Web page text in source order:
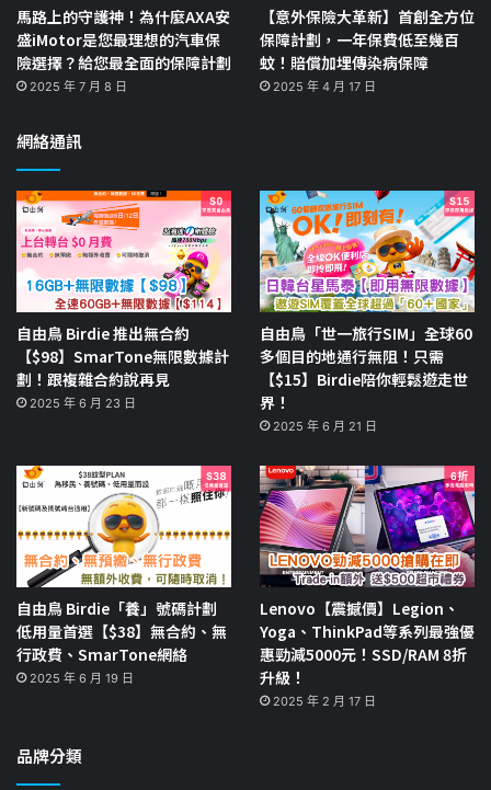
馬路上的守護神！為什麼AXA安
盛iMotor是您最理想的汽車保
險選擇？給您最全面的保障計劃
2025 年 7 月 8 日
【意外保險大革新】首創全方位
保障計劃，一年保費低至幾百
蚊！賠償加埋傳染病保障
2025 年 4 月 17 日
網絡通訊
自由鳥 Birdie 推出無合約
【$98】SmarTone無限數據計
劃！跟複雜合約說再見
2025 年 6 月 23 日
自由鳥「世一旅行SIM」全球60
多個目的地通行無阻！只需
【$15】Birdie陪你輕鬆遊走世
界！
2025 年 6 月 21 日
自由鳥 Birdie「養」號碼計劃
低用量首選【$38】無合約、無
行政費、SmarTone網絡
2025 年 6 月 19 日
Lenovo【震撼價】Legion、
Yoga、ThinkPad等系列最強優
惠勁減5000元！SSD/RAM 8折
升級！
2025 年 2 月 17 日
品牌分類